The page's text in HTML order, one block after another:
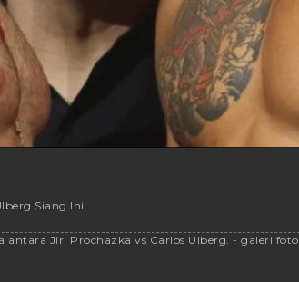
Siang Ini
Jiri Prochazka vs Carlos Ulberg. - galeri foto